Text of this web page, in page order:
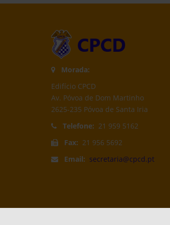
Morada:
Edifício CPCD
Av. Póvoa de Dom Martinho
2625-235 Póvoa de Santa Iria
Telefone: 21 959 5162
Fax: 21 956 5692
Email: secretaria@cpcd.pt